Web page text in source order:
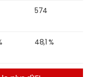
574
48,1 %